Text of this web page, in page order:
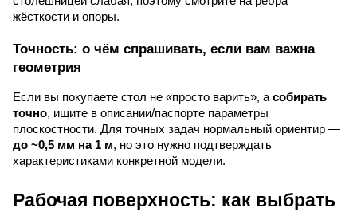
жёсткости и опоры.
Точность: о чём спрашивать, если вам важна
геометрия
Если вы покупаете стол не «просто варить», а собирать
точно, ищите в описании/паспорте параметры
плоскостности. Для точных задач нормальный ориентир —
до ~0,5 мм на 1 м, но это нужно подтверждать
характеристиками конкретной модели.
Рабочая поверхность: как выбрать